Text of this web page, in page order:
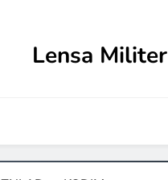
Lensa Militer